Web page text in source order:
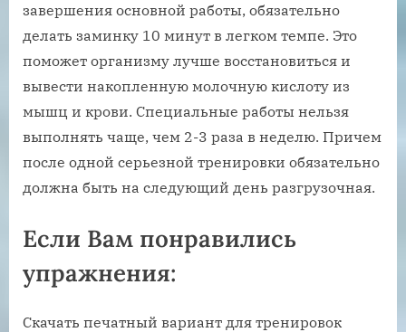
завершения основной работы, обязательно
делать заминку 10 минут в легком темпе. Это
поможет организму лучше восстановиться и
вывести накопленную молочную кислоту из
мышц и крови. Специальные работы нельзя
выполнять чаще, чем 2-3 раза в неделю. Причем
после одной серьезной тренировки обязательно
должна быть на следующий день разгрузочная.
Если Вам понравились
упражнения:
Скачать печатный вариант для тренировок